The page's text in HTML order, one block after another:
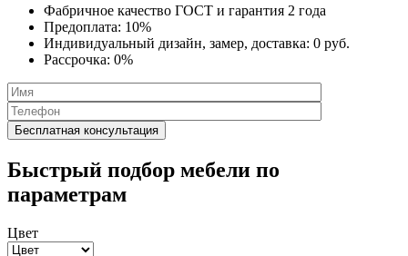
Фабричное качество ГОСТ и гарантия 2 года
Предоплата: 10%
Индивидуальный дизайн, замер, доставка: 0 руб.
Рассрочка: 0%
Быстрый подбор мебели по
параметрам
Цвет